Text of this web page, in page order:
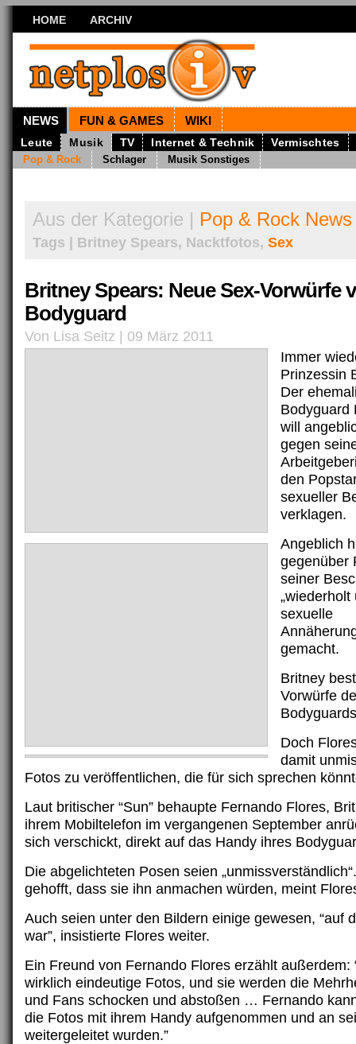
HOME ARCHIV
NEWS FUN & GAMES WIKI
Leute Musik TV Internet & Technik Vermischtes
Pop & Rock Schlager Musik Sonstiges
Aus der Kategorie | Pop & Rock News
Tags | Britney Spears, Nacktfotos, Sex
Britney Spears: Neue Sex-Vorwürfe
Bodyguard
Von Lisa Seitz | 09 März 2011
Immer
Prinzessin
Der
Bodyguard
will
gegen
den
sexueller
verklagen.
Angeblich
gegenüber
seiner
sexuelle
gemacht.
Britney
Vorwürfe
Doch
damit
Fotos zu veröffentlichen, die für sich sprechen
Laut britischer “Sun” behaupte Fernando Flores,
ihrem Mobiltelefon im vergangenen September
sich verschickt, direkt auf das Handy ihres
Die abgelichteten Posen seien
gehofft, dass sie ihn anmachen würden, meint
Auch seien unter den Bildern einige gewesen, “auf
war”, insistierte Flores weiter.
Ein Freund von Fernando Flores erzählt außerdem:
wirklich eindeutige Fotos, und sie werden die
und Fans schocken und abstoßen … Fernando
die Fotos mit ihrem Handy aufgenommen und an
weitergeleitet wurden.”